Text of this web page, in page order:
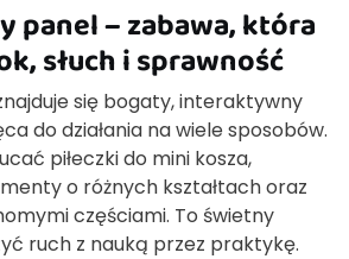
panel – zabawa, która
słuch i sprawność
się bogaty, interaktywny
do działania na wiele sposobów.
piłeczki do mini kosza,
o różnych kształtach oraz
częściami. To świetny
ruch z nauką przez praktykę.